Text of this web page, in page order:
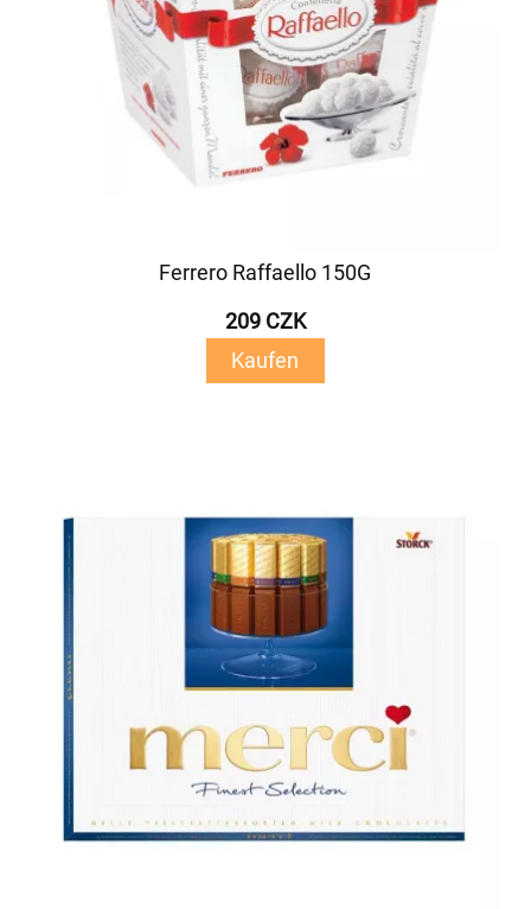
Ferrero Raffaello 150G
209 CZK
Kaufen